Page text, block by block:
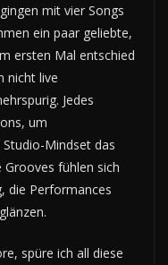
mit vier Songs
ein paar geliebte,
ersten Mal entschied
nicht live
Jedes
um
Mindset das
fühlen sich
die Performances
spüre ich all diese